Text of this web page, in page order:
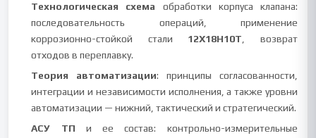
Технологическая схема обработки корпуса клапана:
последовательность операций, применение
коррозионно-стойкой стали 12Х18Н10Т , возврат
отходов в переплавку.
Теория автоматизации: принципы согласованности,
интеграции и независимости исполнения, а также уровни
автоматизации — нижний, тактический и стратегический.
АСУ ТП и ее состав: контрольно-измерительные